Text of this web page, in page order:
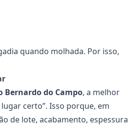
quando molhada. Por isso,
Bernardo do Campo, a melhor
certo”. Isso porque, em
de lote, acabamento, espessura